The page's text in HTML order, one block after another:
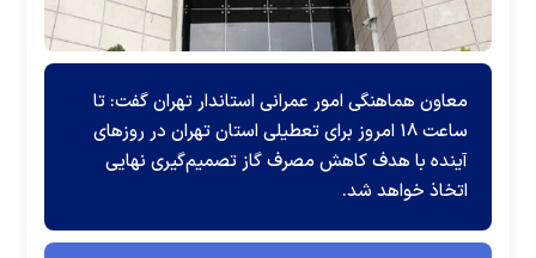
معاون هماهنگی امور عمرانی استاندار تهران گفت: تا
ساعت ۱۸ امروز برای تعطیلی استان تهران در روز‌های
آینده با هدف کاهش مصرف گاز تصمیم‌گیری نهایی
اتخاذ خواهد شد.